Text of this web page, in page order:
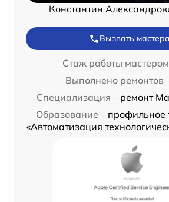
Константин
Вызвать мастера
Стаж работы
Выполнено ремонтов
Специализация – ремонт
Образование – профильное
«Автоматизация